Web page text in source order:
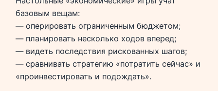
базовым вещам:
— оперировать ограниченным бюджетом;
— планировать несколько ходов вперед;
— видеть последствия рискованных шагов;
— сравнивать стратегию «потратить сейчас» и
«проинвестировать и подождать».